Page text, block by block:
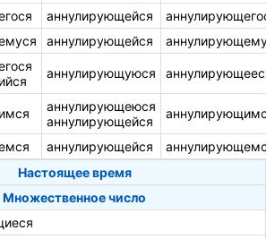
аннулирующейся
аннулирующейся
аннулирующуюся аннулирующееся
аннулирующеюся
аннулирующейся
аннулирующимся
аннулирующейся
аннулирующемся
Настоящее время
Множественное число